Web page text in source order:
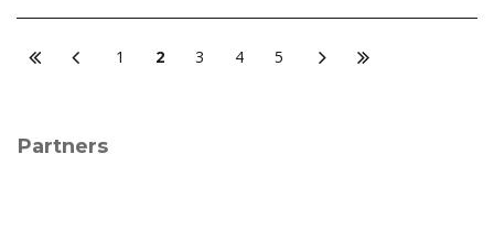
1 2 3 4 5
Partners